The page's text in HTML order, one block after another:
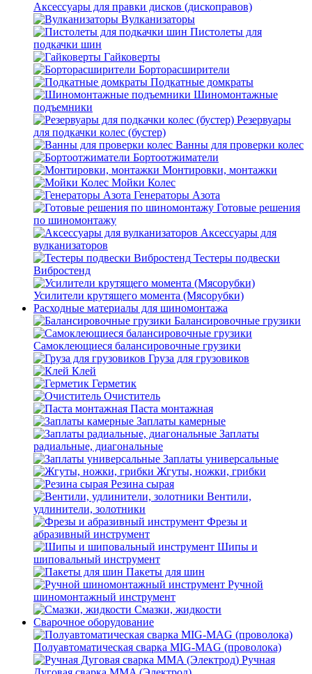
Аксессуары для правки дисков (дископравов)
Вулканизаторы
Пистолеты для
подкачки шин
Гайковерты
Борторасширители
Подкатные домкраты
Шиномонтажные
подъемники
Резервуары
для подкачки колес (бустер)
Ванны для проверки колес
Бортоотжиматели
Монтировки, монтажки
Мойки Колес
Генераторы Азота
Готовые решения
по шиномонтажу
Аксессуары для
вулканизаторов
Тестеры подвески
Вибростенд
Усилители крутящего момента (Мясорубки)
Расходные материалы для шиномонтажа
Балансировочные грузики
Самоклеющиеся балансировочные грузики
Груза для грузовиков
Клей
Герметик
Очиститель
Паста монтажная
Заплаты камерные
Заплаты
радиальные, диагональные
Заплаты универсальные
Жгуты, ножки, грибки
Резина сырая
Вентили,
удлинители, золотники
Фрезы и
абразивный инструмент
Шипы и
шиповальный инструмент
Пакеты для шин
Ручной
шиномонтажный инструмент
Смазки, жидкости
Сварочное оборудование
Полуавтоматическая сварка MIG-MAG (проволока)
Ручная